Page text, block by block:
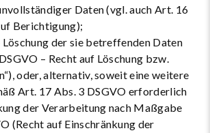
Daten (vgl. auch Art. 16
Berichtigung);
der sie betreffenden Daten
– Recht auf Löschung bzw.
oder, alternativ, soweit eine weitere
Art. 17 Abs. 3 DSGVO erforderlich
der Verarbeitung nach Maßgabe
(Recht auf Einschränkung der